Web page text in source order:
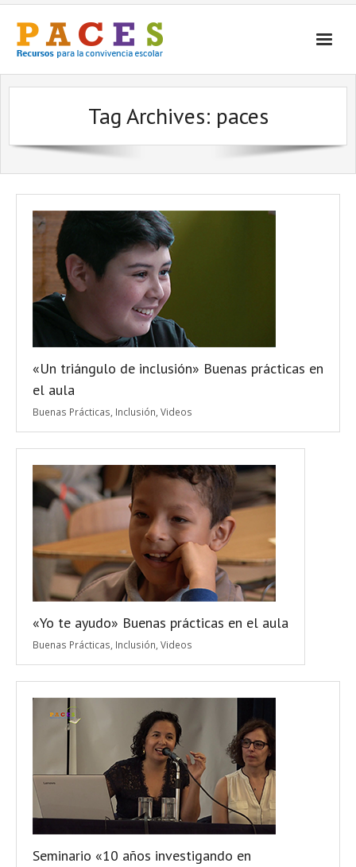
Inicio
¿Qué es PACES Recursos?
Por Temática
Contacto
Tag Archives: paces
«Un triángulo de inclusión» Buenas prácticas en
el aula
Buenas Prácticas Inclusión Videos
«Yo te ayudo» Buenas prácticas en el aula
Buenas Prácticas Inclusión Videos
Seminario «10 años investigando en